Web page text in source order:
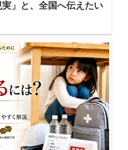
」と、全国へ伝えたい